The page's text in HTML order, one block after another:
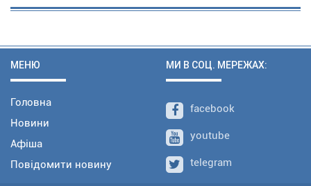
МЕНЮ
Головна
Новини
Афіша
Повідомити новину
МИ В СОЦ. МЕРЕЖАХ:
facebook
youtube
telegram